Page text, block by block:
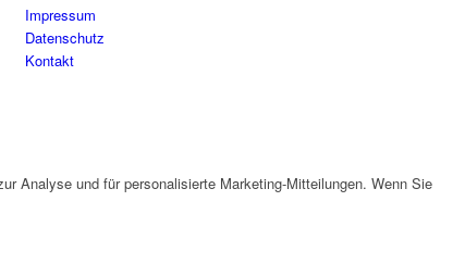
Impressum
Datenschutz
Kontakt
Analyse und für personalisierte Marketing-Mitteilungen. Wenn Sie